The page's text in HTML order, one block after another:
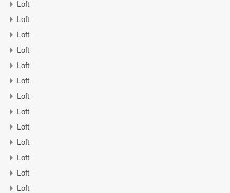
Loft
Loft
Loft
Loft
Loft
Loft
Loft
Loft
Loft
Loft
Loft
Loft
Loft